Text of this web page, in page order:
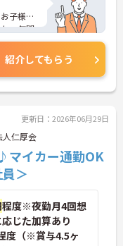
子様の
、年間
ので、
ススメ
伝えし
紹介してもらう
更新日：2026年06月29日
人仁厚会
マイカー通勤OK
＞
程度※夜勤月4回想
じた加算あり
度（※賞与4.5ヶ